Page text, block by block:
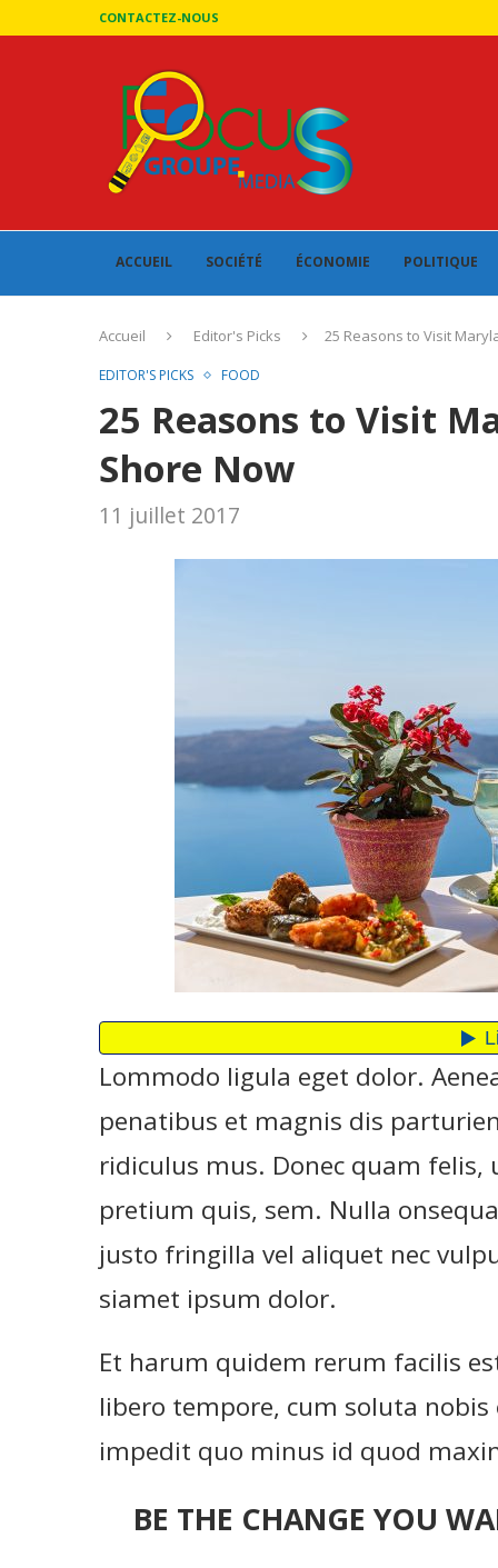
CONTACTEZ-NOUS
ACCUEIL SOCIÉTÉ ÉCONOMIE POLITIQUE
Accueil Editor's Picks 25 Reasons to Visit
EDITOR'S PICKS FOOD
25 Reasons to Visit
Shore Now
11 juillet 2017
Lommodo ligula eget dolor.
penatibus et magnis dis
ridiculus mus. Donec quam felis,
pretium quis, sem. Nulla
justo fringilla vel aliquet nec
siamet ipsum dolor.
Et harum quidem rerum facilis
libero tempore, cum soluta
impedit quo minus id quod
BE THE CHANGE YOU